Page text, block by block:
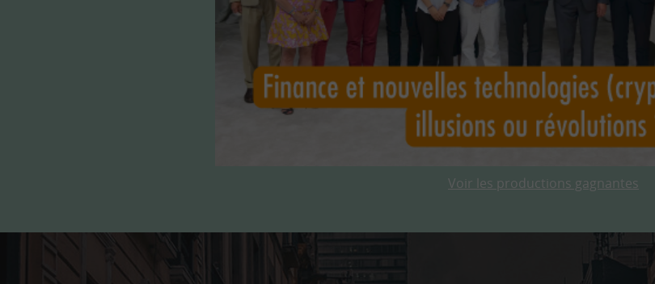
Voir les productions gagnantes